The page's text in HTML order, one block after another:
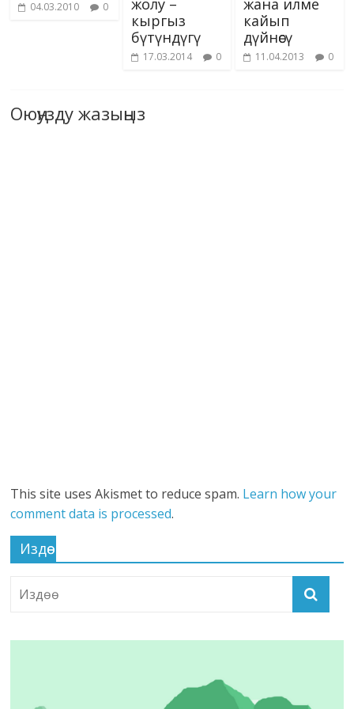
04.03.2010 0
жолу –
кыргыз
бүтүндүгү
17.03.2014 0
жана илме
кайып
дүйнөсү
11.04.2013 0
Оюңузду жазыңыз
This site uses Akismet to reduce spam. Learn how your
comment data is processed.
Издөө